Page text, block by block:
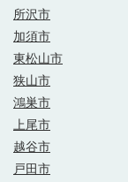
所沢市
加須市
東松山市
狭山市
鴻巣市
上尾市
越谷市
戸田市